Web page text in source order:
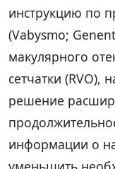
инструкцию по
(Vabysmo;
макулярного
сетчатки (RVO),
решение
информации о